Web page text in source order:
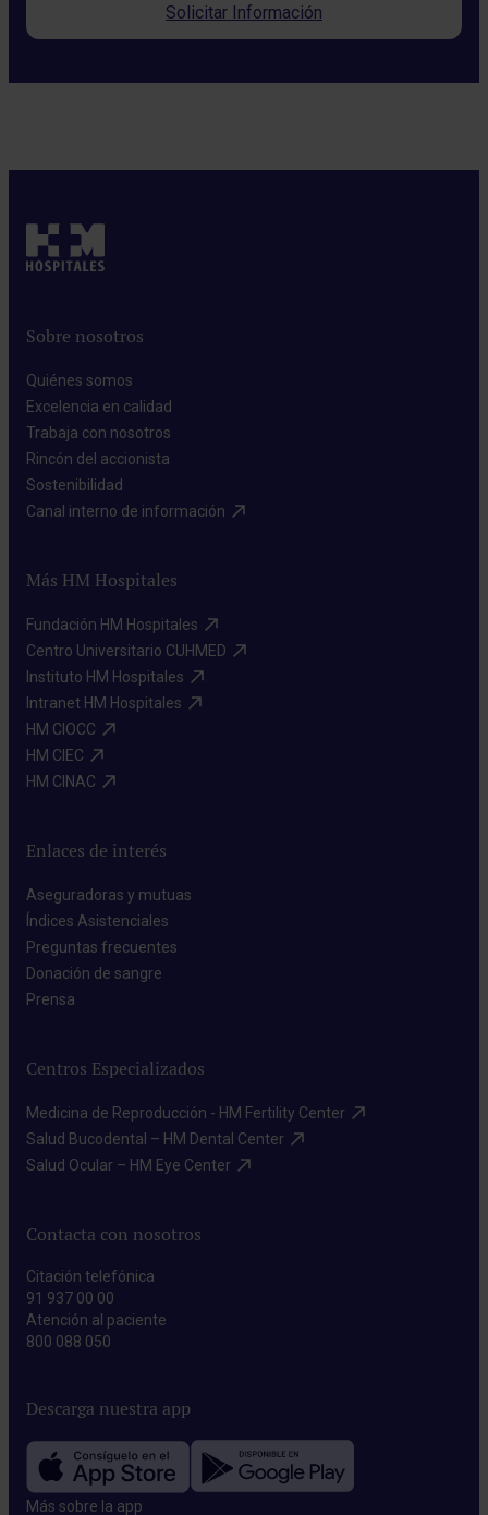
Solicitar Información
Sobre nosotros
Quiénes somos​
Excelencia en calidad​
Trabaja con nosotros​
Rincón del accionista​
Sostenibilidad​
Canal interno de información​
Más HM Hospitales
Fundación HM Hospitales​
Centro Universitario CUHMED​
Instituto HM Hospitales​
Intranet HM Hospitales​
HM CIOCC​
HM CIEC​
HM CINAC​
Enlaces de interés
Aseguradoras y mutuas​
Índices Asistenciales​
Preguntas frecuentes​
Donación de sangre​
Prensa​
Centros Especializados
Medicina de Reproducción - HM Fertility Center​
Salud Bucodental – HM Dental Center​
Salud Ocular – HM Eye Center​
Contacta con nosotros
Citación telefónica
91 937 00 00
Atención al paciente
800 088 050
Descarga nuestra app
Más sobre la app​